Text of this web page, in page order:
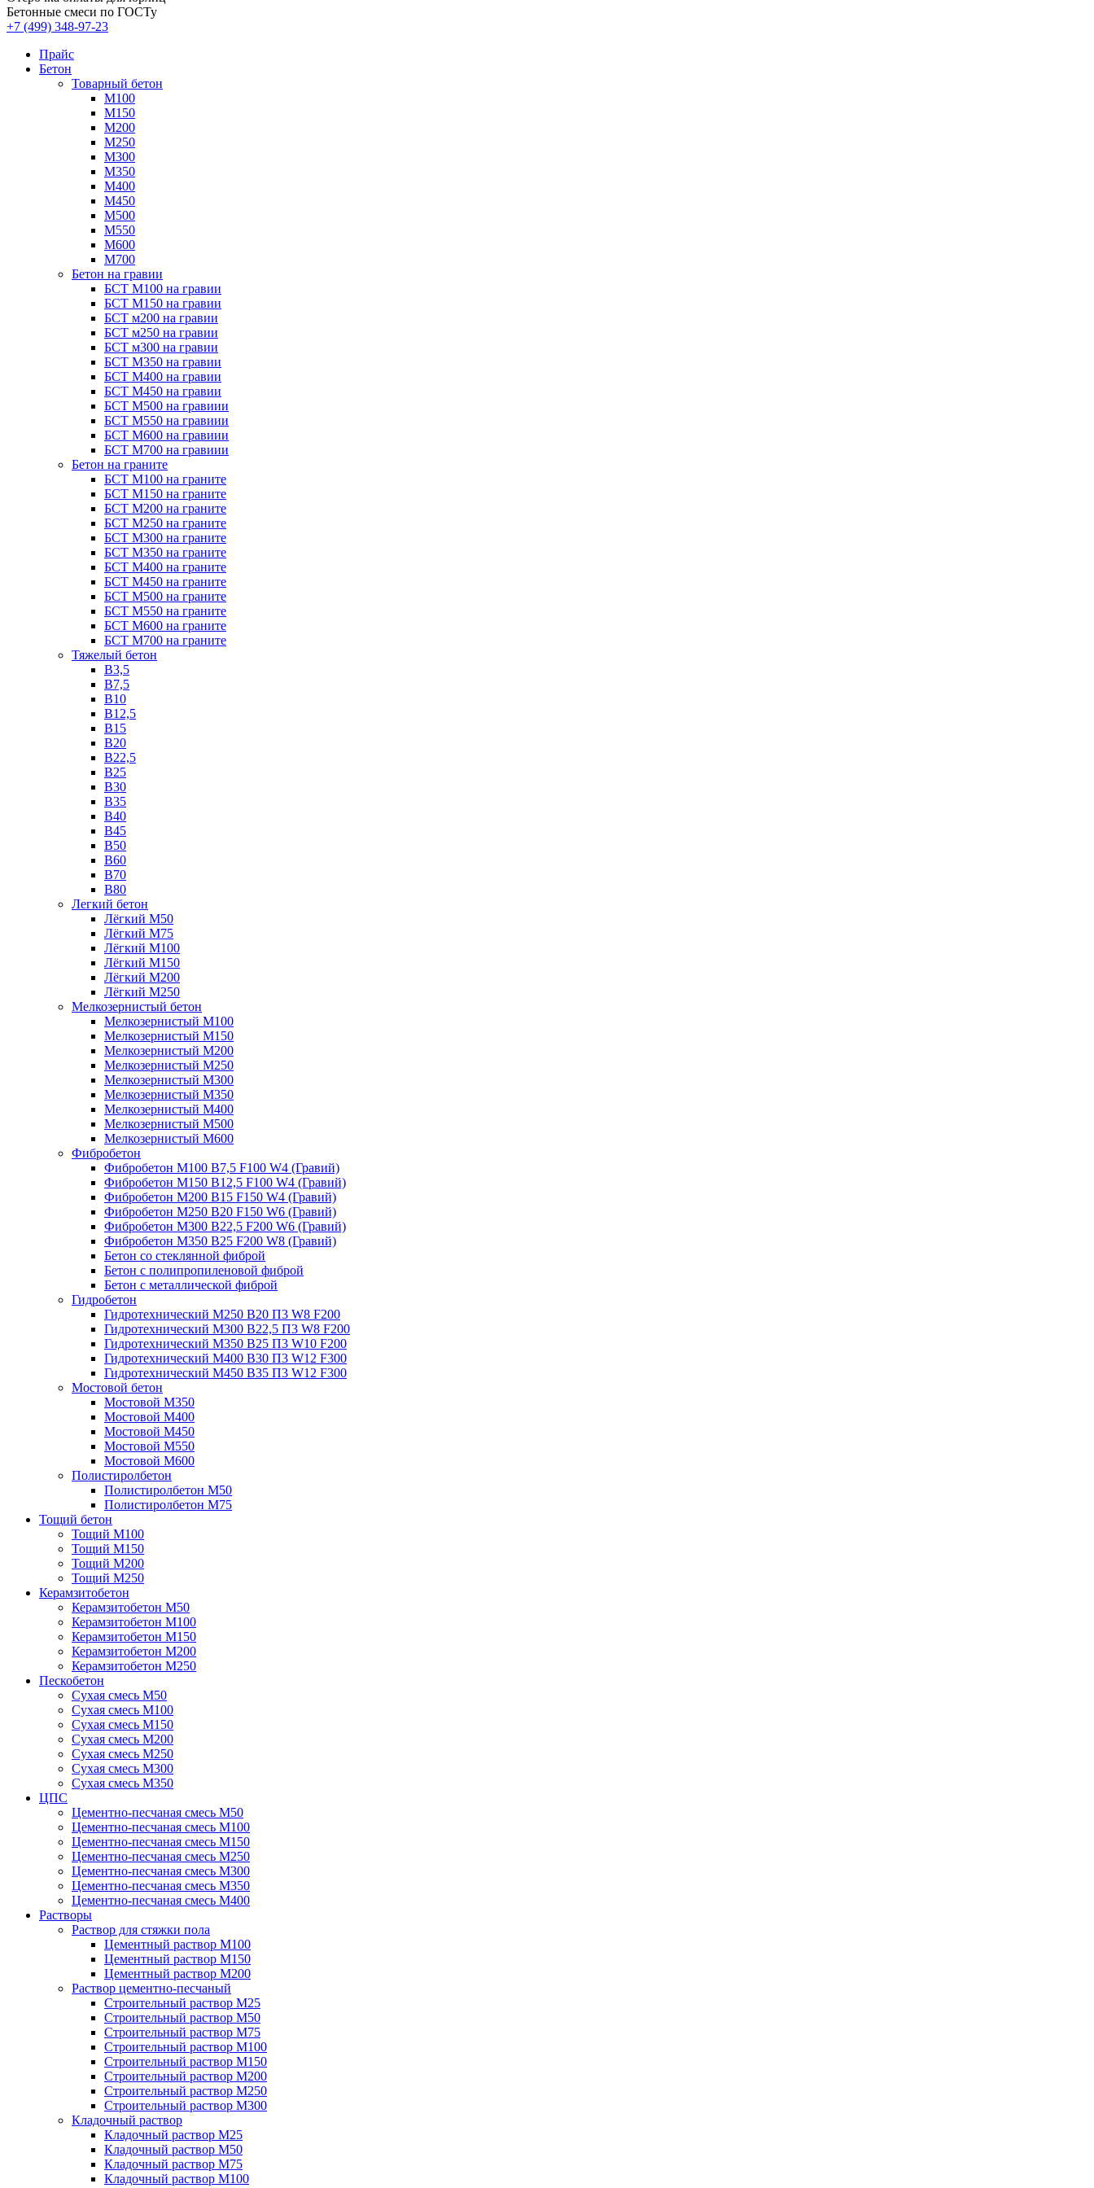
Бетонные смеси по ГОСТу
+7 (499) 348-97-23
Прайс
Бетон
Товарный бетон
М100
М150
М200
М250
М300
М350
М400
М450
М500
М550
М600
М700
Бетон на гравии
БСТ М100 на гравии
БСТ М150 на гравии
БСТ м200 на гравии
БСТ м250 на гравии
БСТ м300 на гравии
БСТ М350 на гравии
БСТ М400 на гравии
БСТ М450 на гравии
БСТ М500 на гравиии
БСТ М550 на гравиии
БСТ М600 на гравиии
БСТ М700 на гравиии
Бетон на граните
БСТ М100 на граните
БСТ М150 на граните
БСТ М200 на граните
БСТ М250 на граните
БСТ М300 на граните
БСТ М350 на граните
БСТ М400 на граните
БСТ М450 на граните
БСТ М500 на граните
БСТ М550 на граните
БСТ М600 на граните
БСТ М700 на граните
Тяжелый бетон
В3,5
B7,5
В10
В12,5
B15
B20
В22,5
В25
B30
В35
B40
В45
B50
B60
B70
B80
Легкий бетон
Лёгкий М50
Лёгкий М75
Лёгкий М100
Лёгкий М150
Лёгкий М200
Лёгкий М250
Мелкозернистый бетон
Мелкозернистый М100
Мелкозернистый М150
Мелкозернистый М200
Мелкозернистый М250
Мелкозернистый М300
Мелкозернистый М350
Мелкозернистый М400
Мелкозернистый М500
Мелкозернистый М600
Фибробетон
Фибробетон М100 B7,5 F100 W4 (Гравий)
Фибробетон М150 B12,5 F100 W4 (Гравий)
Фибробетон М200 B15 F150 W4 (Гравий)
Фибробетон М250 B20 F150 W6 (Гравий)
Фибробетон М300 B22,5 F200 W6 (Гравий)
Фибробетон М350 B25 F200 W8 (Гравий)
Бетон со стеклянной фиброй
Бетон с полипропиленовой фиброй
Бетон с металлической фиброй
Гидробетон
Гидротехнический М250 B20 П3 W8 F200
Гидротехнический М300 B22,5 П3 W8 F200
Гидротехнический М350 B25 П3 W10 F200
Гидротехнический М400 B30 П3 W12 F300
Гидротехнический М450 B35 П3 W12 F300
Мостовой бетон
Мостовой М350
Мостовой М400
Мостовой М450
Мостовой М550
Мостовой М600
Полистиролбетон
Полистиролбетон М50
Полистиролбетон М75
Тощий бетон
Тощий М100
Тощий М150
Тощий М200
Тощий М250
Керамзитобетон
Керамзитобетон М50
Керамзитобетон М100
Керамзитобетон М150
Керамзитобетон М200
Керамзитобетон М250
Пескобетон
Сухая смесь М50
Сухая смесь М100
Сухая смесь М150
Сухая смесь М200
Сухая смесь М250
Сухая смесь М300
Сухая смесь М350
ЦПС
Цементно-песчаная смесь М50
Цементно-песчаная смесь М100
Цементно-песчаная смесь М150
Цементно-песчаная смесь М250
Цементно-песчаная смесь М300
Цементно-песчаная смесь М350
Цементно-песчаная смесь М400
Растворы
Раствор для стяжки пола
Цементный раствор М100
Цементный раствор М150
Цементный раствор М200
Раствор цементно-песчаный
Строительный раствор М25
Строительный раствор М50
Строительный раствор М75
Строительный раствор М100
Строительный раствор М150
Строительный раствор М200
Строительный раствор М250
Строительный раствор М300
Кладочный раствор
Кладочный раствор М25
Кладочный раствор М50
Кладочный раствор М75
Кладочный раствор М100